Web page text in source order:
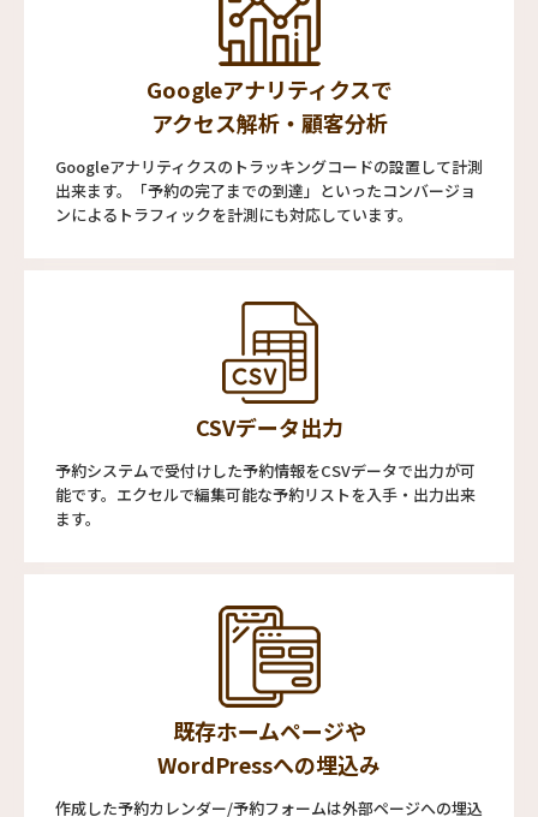
Googleアナリティクスで
アクセス解析・顧客分析
Googleアナリティクスのトラッキングコードの設置して計測
出来ます。「予約の完了までの到達」といったコンバージョ
ンによるトラフィックを計測にも対応しています。
CSVデータ出力
予約システムで受付けした予約情報をCSVデータで出力が可
能です。エクセルで編集可能な予約リストを入手・出力出来
ます。
既存ホームページや
WordPressへの埋込み
作成した予約カレンダー/予約フォームは外部ページへの埋込